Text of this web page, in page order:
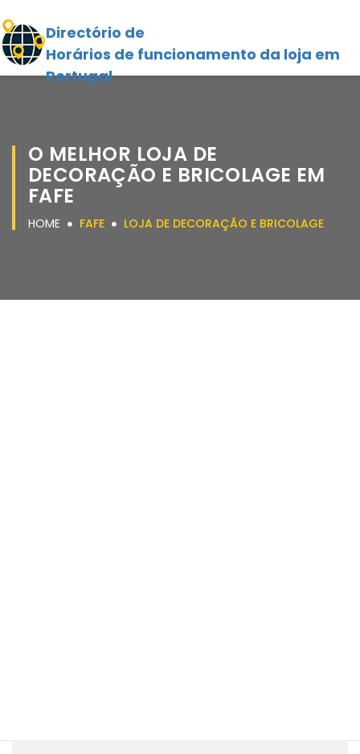
Directório de
Horários de funcionamento da loja em
Portugal
O MELHOR LOJA DE
DECORAÇÃO E BRICOLAGE EM
FAFE
HOME FAFE LOJA DE DECORAÇÃO E BRICOLAGE